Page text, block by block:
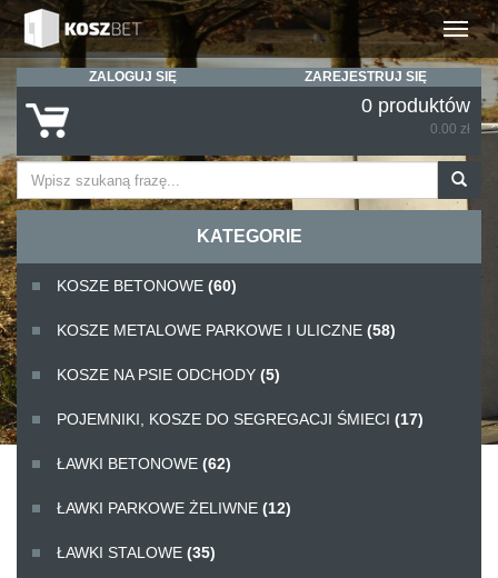
Rozwiń
ZALOGUJ SIĘ ZAREJESTRUJ SIĘ
0 produktów
0.00 zł
KATEGORIE
KOSZE BETONOWE (60)
KOSZE METALOWE PARKOWE I ULICZNE (58)
KOSZE NA PSIE ODCHODY (5)
POJEMNIKI, KOSZE DO SEGREGACJI ŚMIECI (17)
ŁAWKI BETONOWE (62)
ŁAWKI PARKOWE ŻELIWNE (12)
ŁAWKI STALOWE (35)